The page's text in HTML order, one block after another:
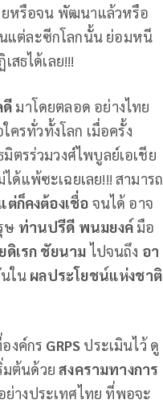
ยหรือจน พัฒนาแล้วหรือ
แต่ละซีกโลกนั้น ย่อมหนี
สธได้เลย!!!
ดี มาโดยตลอด อย่างไทย
ครทั่วทั้งโลก เมื่อครั้ง
ตรร่วมวงศ์ไพบูลย์เอเชีย
แพ้ซะเฉยเลย!!! สามารถ
ต่ก็คงต้องเชื่อ จนได้ อาจ
ษ ท่านปรีดี พนมยงค์มือ
ดิเรก ชัยนาม ไปจนถึง อา
ใน ผลประโยชน์แห่งชาติ
งค์กร GRPS ประเมินไว้ ดู
มต้นด้วยสงครามทางการ
างประเทศไทย ที่พอจะ